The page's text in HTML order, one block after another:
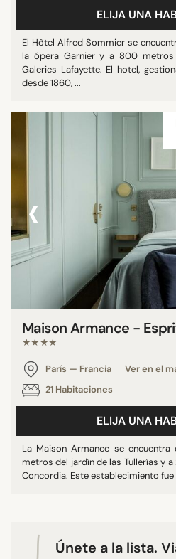
Sala de reuniones
Mostrar más
ESTRELLAS
PUNTUACIÓN
9/10
10/10
ELIJA UNA
El Hôtel Alfred Sommier se
la ópera Garnier y a 800 metros
Galeries Lafayette. El hotel,
desde 1860, ...
‹
Maison Armance -
★★★★
París — Francia
Ver en el
21 Habitaciones
ELIJA UNA
La Maison Armance se
metros del jardín de las Tullerías y
Concordia. Este establecimiento
Únete a la lista.